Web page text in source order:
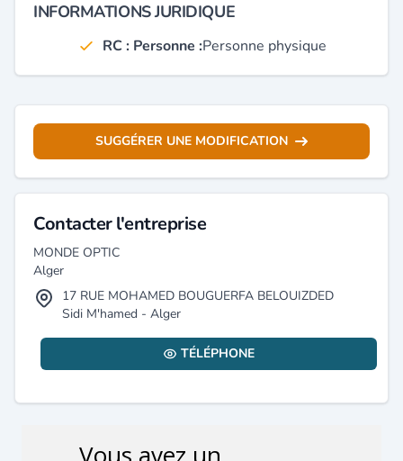
INFORMATIONS JURIDIQUE
RC : Personne :Personne physique
SUGGÉRER UNE MODIFICATION
Contacter l'entreprise
MONDE OPTIC
Alger
17 RUE MOHAMED BOUGUERFA BELOUIZDED
Sidi M'hamed - Alger
TÉLÉPHONE